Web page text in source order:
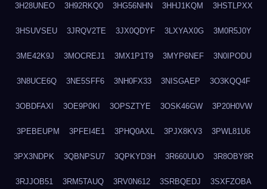
3H28UNEO 3H92RKQ0 3HG56NHN 3HHJ1KQM 3HSTLPXX
3HSUVSEU 3JRQV2TE 3JX0QDYF 3LXYAX0G 3M0R5J0Y
3ME42K9J 3MOCREJ1 3MX1P1T9 3MYP6NEF 3N0IPODU
3N8UCE6Q 3NE5SFF6 3NH0FX33 3NISGAEP 3O3KQQ4F
3OBDFAXI 3OE9P0KI 3OPSZTYE 3OSK46GW 3P20H0VW
3PEBEUPM 3PFEI4E1 3PHQ0AXL 3PJX8KV3 3PWL81U6
3PX3NDPK 3QBNPSU7 3QPKYD3H 3R660UUO 3R8OBY8R
3RJJOB51 3RM5TAUQ 3RV0N612 3SRBQEDJ 3SXFZOBA